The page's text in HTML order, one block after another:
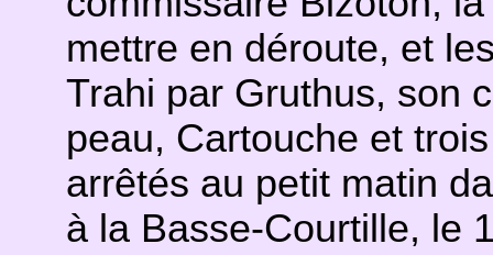
mettre en déroute, et
Trahi par Gruthus, son
peau, Cartouche et
arrêtés au petit matin
à la Basse-Courtille, le